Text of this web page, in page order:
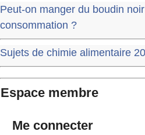
Peut-on manger du boudin
consommation ?
Sujets de chimie alimentaire
Espace membre
Me connecter